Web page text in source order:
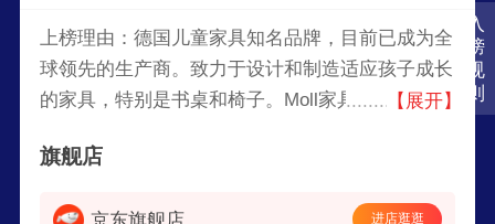
入
榜
规
则
上榜理由：德国儿童家具知名品牌，目前已成为全
球领先的生产商。致力于设计和制造适应孩子成长
的家具，特别是书桌和椅子。Moll家具的一个显著
龄和身高的儿童。这些产品通常以其耐用性、功能
【展开】
旗舰店
进店逛逛